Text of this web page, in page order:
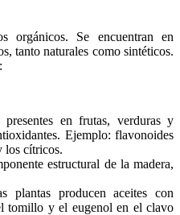
orgánicos. Se encuentran en
tanto naturales como sintéticos.
en frutas, verduras y
Ejemplo: flavonoides
los cítricos.
estructural de la madera,
plantas producen aceites con
tomillo y el eugenol en el clavo